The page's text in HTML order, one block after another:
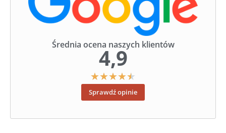
Średnia ocena naszych klientów
4,9
★★★★★
Sprawdź opinie